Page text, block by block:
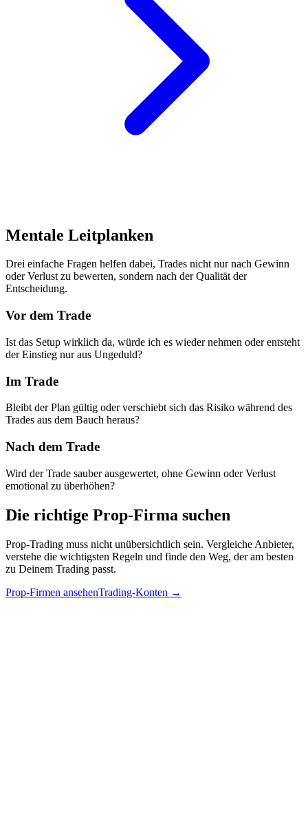
Mentale Leitplanken
Drei einfache Fragen helfen dabei, Trades nicht nur nach Gewinn
oder Verlust zu bewerten, sondern nach der Qualität der
Entscheidung.
Vor dem Trade
Ist das Setup wirklich da, würde ich es wieder nehmen oder entsteht
der Einstieg nur aus Ungeduld?
Im Trade
Bleibt der Plan gültig oder verschiebt sich das Risiko während des
Trades aus dem Bauch heraus?
Nach dem Trade
Wird der Trade sauber ausgewertet, ohne Gewinn oder Verlust
emotional zu überhöhen?
Die richtige Prop-Firma suchen
Prop-Trading muss nicht unübersichtlich sein. Vergleiche Anbieter,
verstehe die wichtigsten Regeln und finde den Weg, der am besten
zu Deinem Trading passt.
Prop-Firmen ansehenTrading-Konten →